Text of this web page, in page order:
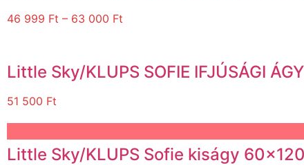
46 999 Ft – 63 000 Ft
Little Sky/KLUPS SOFIE IFJÚSÁGI ÁGY
51 500 Ft
Little Sky/KLUPS Sofie kiságy 60×120